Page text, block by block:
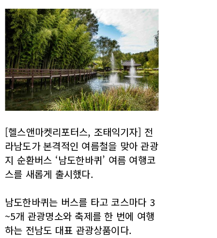
[헬스앤마켓리포터스, 조태익기자] 전
라남도가 본격적인 여름철을 맞아 관광
지 순환버스 ‘남도한바퀴’ 여름 여행코
스를 새롭게 출시했다.
남도한바퀴는 버스를 타고 코스마다 3
~5개 관광명소와 축제를 한 번에 여행
하는 전남도 대표 관광상품이다.